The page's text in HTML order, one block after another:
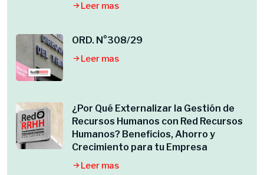
Leer mas
ORD. N°308/29
Leer mas
¿Por Qué Externalizar la Gestión de
Recursos Humanos con Red Recursos
Humanos? Beneficios, Ahorro y
Crecimiento para tu Empresa
Leer mas